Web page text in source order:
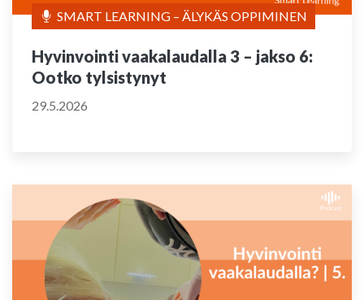
SMART LEARNING – ÄLYKÄS OPPIMINEN
Hyvinvointi vaakalaudalla 3 – jakso 6:
Ootko tylsistynyt
29.5.2026